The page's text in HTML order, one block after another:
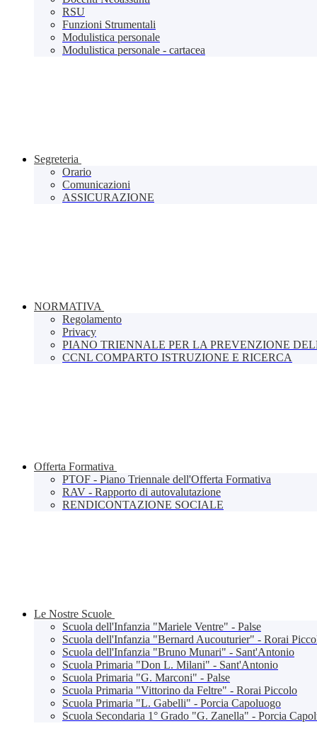
RSU
Funzioni Strumentali
Modulistica personale
Modulistica personale - cartacea
Segreteria
Orario
Comunicazioni
ASSICURAZIONE
NORMATIVA
Regolamento
Privacy
PIANO TRIENNALE PER LA PREVENZIONE
CCNL COMPARTO ISTRUZIONE E RICERCA
Offerta Formativa
PTOF - Piano Triennale dell'Offerta Formativa
RAV - Rapporto di autovalutazione
RENDICONTAZIONE SOCIALE
Le Nostre Scuole
Scuola dell'Infanzia "Mariele Ventre" - Palse
Scuola dell'Infanzia "Bernard Aucouturier" - Rorai
Scuola dell'Infanzia "Bruno Munari" - Sant'Antonio
Scuola Primaria "Don L. Milani" - Sant'Antonio
Scuola Primaria "G. Marconi" - Palse
Scuola Primaria "Vittorino da Feltre" - Rorai Piccolo
Scuola Primaria "L. Gabelli" - Porcia Capoluogo
Scuola Secondaria 1° Grado "G. Zanella" - Porcia